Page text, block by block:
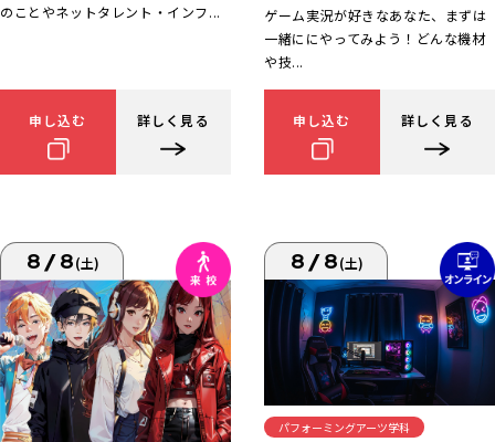
のことやネットタレント・インフ...
申し込む 詳しく見る
ゲーム実況が好きなあなた、まずは
一緒ににやってみよう！どんな機材
や技...
申し込む 詳しく見る
8/8(土) 8/8(土)
パフォーミングアーツ学科